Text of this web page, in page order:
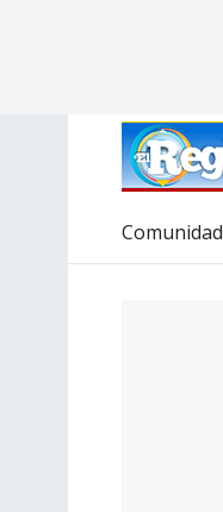
Comunidad